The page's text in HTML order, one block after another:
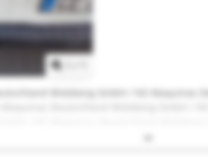
Widoberg GmbH / NS Maquinas
GmbH / NS Maquinas Deutschland